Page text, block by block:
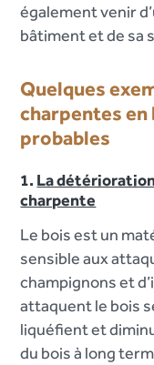
également venir
bâtiment et de sa
Quelques
charpentes en
probables
1. La
charpente
Le bois est un
sensible aux
champignons et
attaquent le bois
liquéfient et
du bois à long